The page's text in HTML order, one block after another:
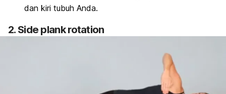
dan kiri tubuh Anda.
2. Side plank rotation